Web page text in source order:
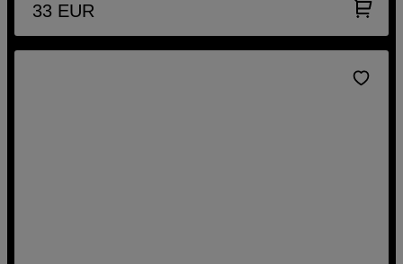
33 EUR